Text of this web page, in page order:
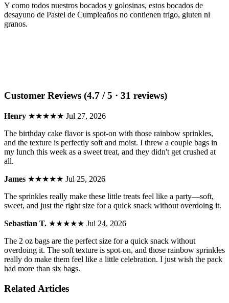
Y como todos nuestros bocados y golosinas, estos bocados de
desayuno de Pastel de Cumpleaños no contienen trigo, gluten ni
granos.
Customer Reviews (4.7 / 5 · 31 reviews)
Henry ★★★★★ Jul 27, 2026
The birthday cake flavor is spot-on with those rainbow sprinkles,
and the texture is perfectly soft and moist. I threw a couple bags in
my lunch this week as a sweet treat, and they didn't get crushed at
all.
James ★★★★★ Jul 25, 2026
The sprinkles really make these little treats feel like a party—soft,
sweet, and just the right size for a quick snack without overdoing it.
Sebastian T. ★★★★★ Jul 24, 2026
The 2 oz bags are the perfect size for a quick snack without
overdoing it. The soft texture is spot-on, and those rainbow sprinkles
really do make them feel like a little celebration. I just wish the pack
had more than six bags.
Related Articles